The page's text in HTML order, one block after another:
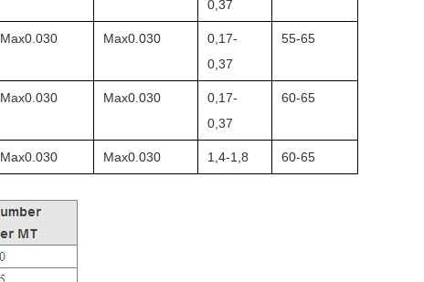
0,37
Max0.030 Max0.030
0,17-
0,37
55-65
Max0.030 Max0.030
0,17-
0,37
60-65
Max0.030 Max0.030 1,4-1,8 60-65